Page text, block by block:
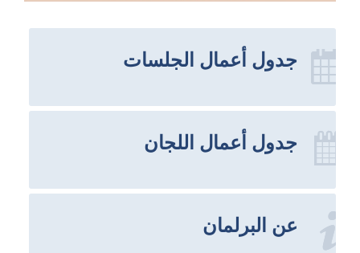
جدول أعمال الجلسات
جدول أعمال اللجان
عن البرلمان